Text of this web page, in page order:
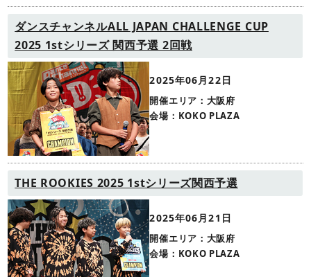
ダンスチャンネルALL JAPAN CHALLENGE CUP
2025 1stシリーズ 関西予選 2回戦
2025年06月22日
開催エリア：大阪府
会場：KOKO PLAZA
THE ROOKIES 2025 1stシリーズ関西予選
2025年06月21日
開催エリア：大阪府
会場：KOKO PLAZA